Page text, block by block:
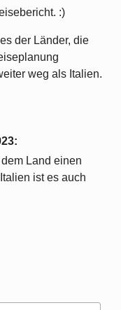
:)
der Länder, die
weg als Italien.
:
Land einen
ist es auch